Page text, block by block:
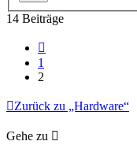
14 Beiträge
1
2
Zurück zu „Hardware“
Gehe zu